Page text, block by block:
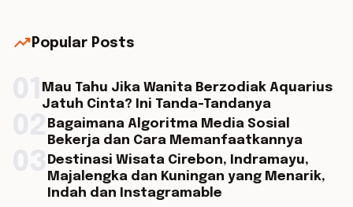
trending_up Popular Posts
Mau Tahu Jika Wanita Berzodiak Aquarius
Jatuh Cinta? Ini Tanda-Tandanya
Bagaimana Algoritma Media Sosial
Bekerja dan Cara Memanfaatkannya
Destinasi Wisata Cirebon, Indramayu,
Majalengka dan Kuningan yang Menarik,
Indah dan Instagramable